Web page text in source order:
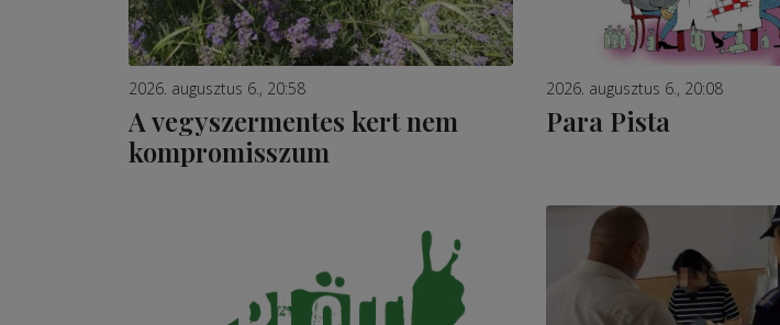
2026. augusztus 6., 20:58
A vegyszermentes kert nem
kompromisszum
2026. augusztus 6., 20:08
Para Pista